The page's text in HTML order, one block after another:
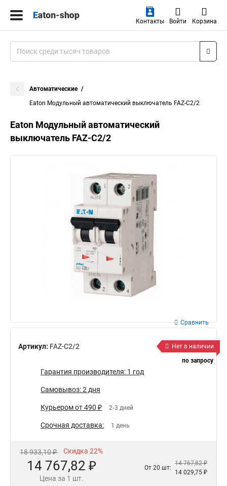
Контакты Войти Корзина
Автоматические
Eaton Модульный автоматический выключатель FAZ-C2/2
Eaton Модульный автоматический
выключатель FAZ-C2/2
Артикул: FAZ-C2/2
Сравнить
Нет в наличии
по запросу
Гарантия производителя: 1 год
Самовывоз: 2 дня
Курьером от 490 ₽ 2-3 дней
Срочная доставка: 1 день
18 933,10 ₽ Скидка 22%
14 767,82 ₽
Цена за 1 шт.
От 20 шт:
14 767,82 ₽
14 029,75 ₽